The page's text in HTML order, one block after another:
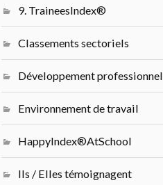
9. TraineesIndex®
Classements sectoriels
Développement professionnel
Environnement de travail
HappyIndex®AtSchool
Ils / Elles témoignagent